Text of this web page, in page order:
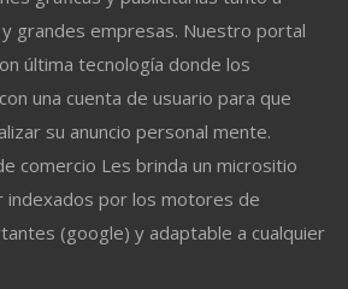
grandes empresas. Nuestro portal
última tecnología donde los
una cuenta de usuario para que
su anuncio personal mente.
comercio Les brinda un micrositio
indexados por los motores de
(google) y adaptable a cualquier